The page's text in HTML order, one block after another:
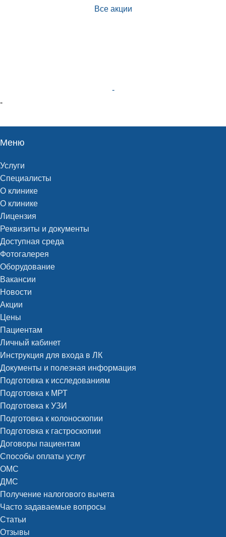
Все акции
-
-
Меню
Услуги
Специалисты
О клинике
О клинике
Лицензия
Реквизиты и документы
Доступная среда
Фотогалерея
Оборудование
Вакансии
Новости
Акции
Цены
Пациентам
Личный кабинет
Инструкция для входа в ЛК
Документы и полезная информация
Подготовка к исследованиям
Подготовка к МРТ
Подготовка к УЗИ
Подготовка к колоноскопии
Подготовка к гастроскопии
Договоры пациентам
Способы оплаты услуг
ОМС
ДМС
Получение налогового вычета
Часто задаваемые вопросы
Статьи
Отзывы